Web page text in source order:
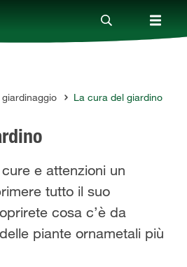
La cura del giardino
e attenzioni un
tutto il suo
cosa c’è da
piante ornametali più